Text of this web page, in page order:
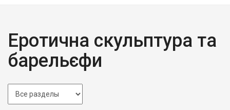
Еротична скульптура та
барельєфи